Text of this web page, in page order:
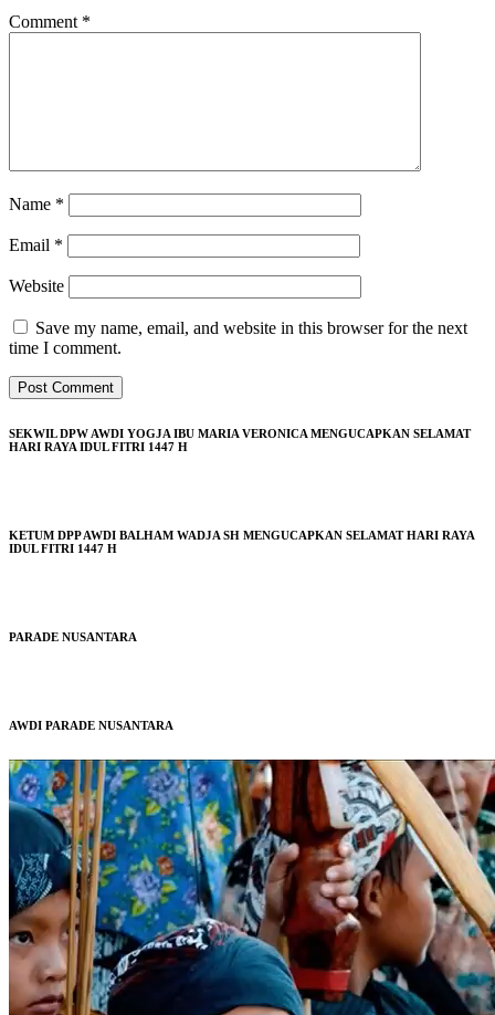
Comment *
Name *
Email *
Website
Save my name, email, and website in this browser for the next
time I comment.
SEKWIL DPW AWDI YOGJA IBU MARIA VERONICA MENGUCAPKAN SELAMAT
HARI RAYA IDUL FITRI 1447 H
KETUM DPP AWDI BALHAM WADJA SH MENGUCAPKAN SELAMAT HARI RAYA
IDUL FITRI 1447 H
PARADE NUSANTARA
AWDI PARADE NUSANTARA